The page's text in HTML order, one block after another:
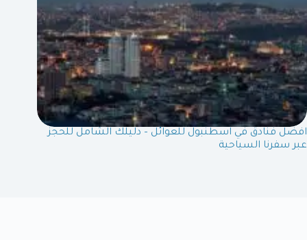
افضل فنادق في اسطنبول للعوائل – دليلك الشامل للحجز
عبر سفرنا السياحية